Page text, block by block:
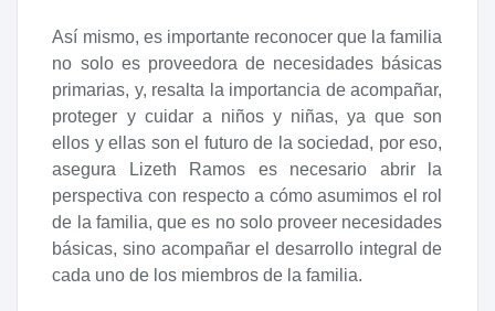
Así mismo, es importante reconocer que la familia
no solo es proveedora de necesidades básicas
primarias, y, resalta la importancia de acompañar,
proteger y cuidar a niños y niñas, ya que son
ellos y ellas son el futuro de la sociedad, por eso,
asegura Lizeth Ramos es necesario abrir la
perspectiva con respecto a cómo asumimos el rol
de la familia, que es no solo proveer necesidades
básicas, sino acompañar el desarrollo integral de
cada uno de los miembros de la familia.